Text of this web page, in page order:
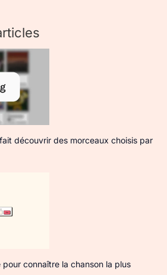
découvrir des morceaux choisis par
connaître la chanson la plus